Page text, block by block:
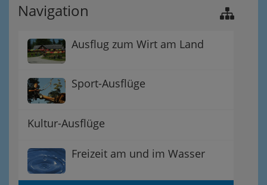
Navigation
Ausflug zum Wirt am Land
Sport-Ausflüge
Kultur-Ausflüge
Freizeit am und im Wasser